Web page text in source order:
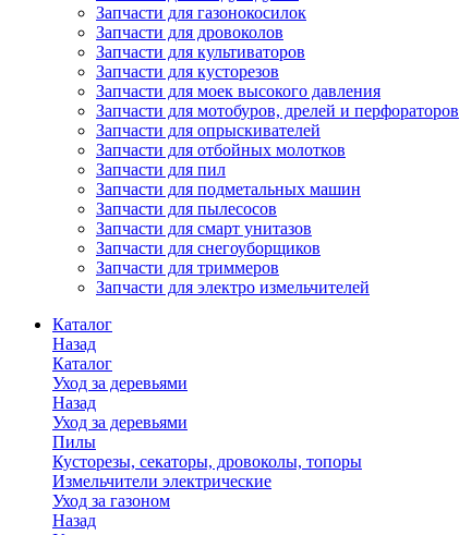
Запчасти для газонокосилок
Запчасти для дровоколов
Запчасти для культиваторов
Запчасти для кусторезов
Запчасти для моек высокого давления
Запчасти для мотобуров, дрелей и перфораторов
Запчасти для опрыскивателей
Запчасти для отбойных молотков
Запчасти для пил
Запчасти для подметальных машин
Запчасти для пылесосов
Запчасти для смарт унитазов
Запчасти для снегоуборщиков
Запчасти для триммеров
Запчасти для электро измельчителей
Каталог
Назад
Каталог
Уход за деревьями
Назад
Уход за деревьями
Пилы
Кусторезы, секаторы, дровоколы, топоры
Измельчители электрические
Уход за газоном
Назад